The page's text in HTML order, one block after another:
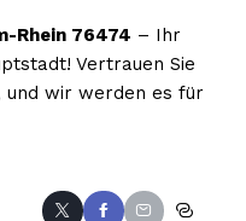
Rhein 76474 – Ihr
Vertrauen Sie
und wir werden es für